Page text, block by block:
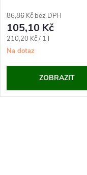
86,86 Kč bez DPH
105,10 Kč
Měrná
cena:
210,20 Kč / 1 l
Na dotaz
ZOBRAZIT